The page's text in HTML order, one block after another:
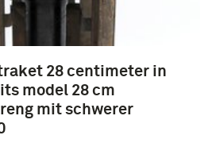
28 centimeter in
model 28 cm
mit schwerer